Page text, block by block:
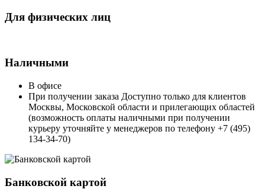
Для физических лиц
Наличными
В офисе
При получении заказа Доступно только для клиентов
Москвы, Московской области и прилегающих областей
(возможность оплаты наличными при получении
курьеру уточняйте у менеджеров по телефону +7 (495)
134-34-70)
Банковской картой